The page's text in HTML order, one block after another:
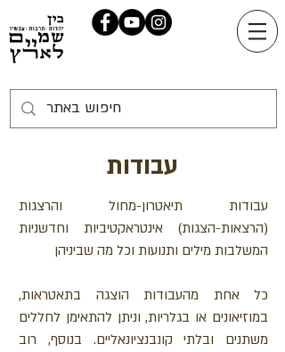
עבודות
עבודות תיאטרון-מחול והרצגות
(הרצאות-הצגות) אינטראקטיביות וחדשניות
המשלבות מילים ותנועות וכל מה שביניהן
כל אחת מהעבודות הוצגה בתאטראות,
במוזיאונים או בגלריות, וניתן להתאימן לחללים
משתנים ובלתי קונבנציונאליים. בנוסף, רוב